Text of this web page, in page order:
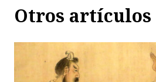
Otros artículos